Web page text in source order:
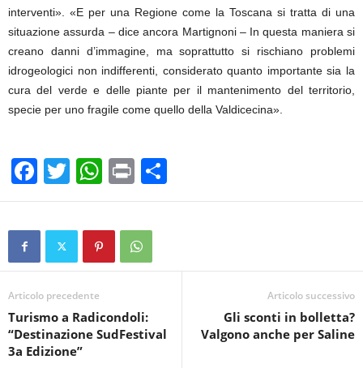
interventi». «E per una Regione come la Toscana si tratta di una
situazione assurda – dice ancora Martignoni – In questa maniera si
creano danni d’immagine, ma soprattutto si rischiano problemi
idrogeologici non indifferenti, considerato quanto importante sia la
cura del verde e delle piante per il mantenimento del territorio,
specie per uno fragile come quello della Valdicecina».
F
a
c
b
o
o
k
T
wi
tt
W
h
at
s
A
p
Pr
in
t
o
vi
Articolo precedente
Turismo a Radicondoli:
“Destinazione SudFestival
3a Edizione”
Articolo successivo
Gli sconti in bolletta?
Valgono anche per Saline